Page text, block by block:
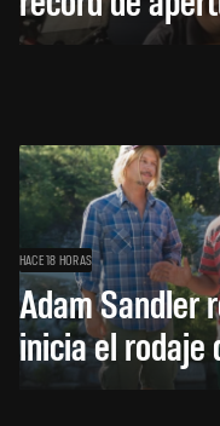
HACE 18 HORAS
Adam Sandler
inicia el rodaje